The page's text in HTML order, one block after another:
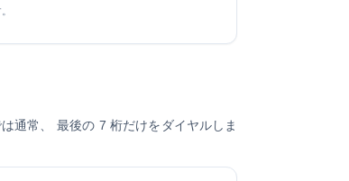
通常、 最後の 7 桁だけをダイヤルしま